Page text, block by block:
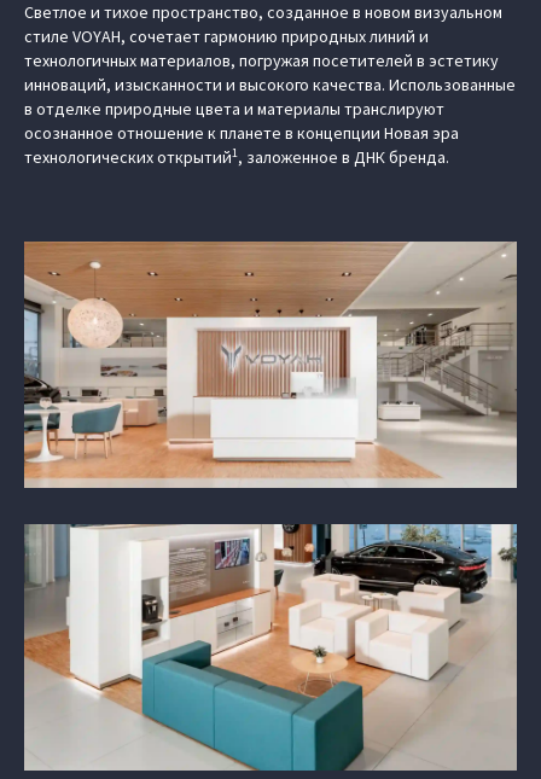
Светлое и тихое пространство, созданное в новом визуальном
стиле VOYAH, сочетает гармонию природных линий и
технологичных материалов, погружая посетителей в эстетику
инноваций, изысканности и высокого качества. Использованные
в отделке природные цвета и материалы транслируют
осознанное отношение к планете в концепции Новая эра
технологических открытий1, заложенное в ДНК бренда.